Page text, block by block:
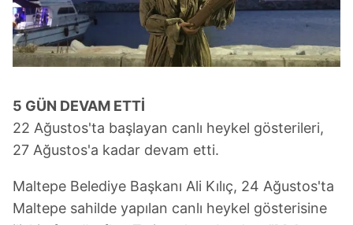
5 GÜN DEVAM ETTİ
22 Ağustos'ta başlayan canlı heykel gösterileri,
27 Ağustos'a kadar devam etti.
Maltepe Belediye Başkanı Ali Kılıç, 24 Ağustos'ta
Maltepe sahilde yapılan canlı heykel gösterisine